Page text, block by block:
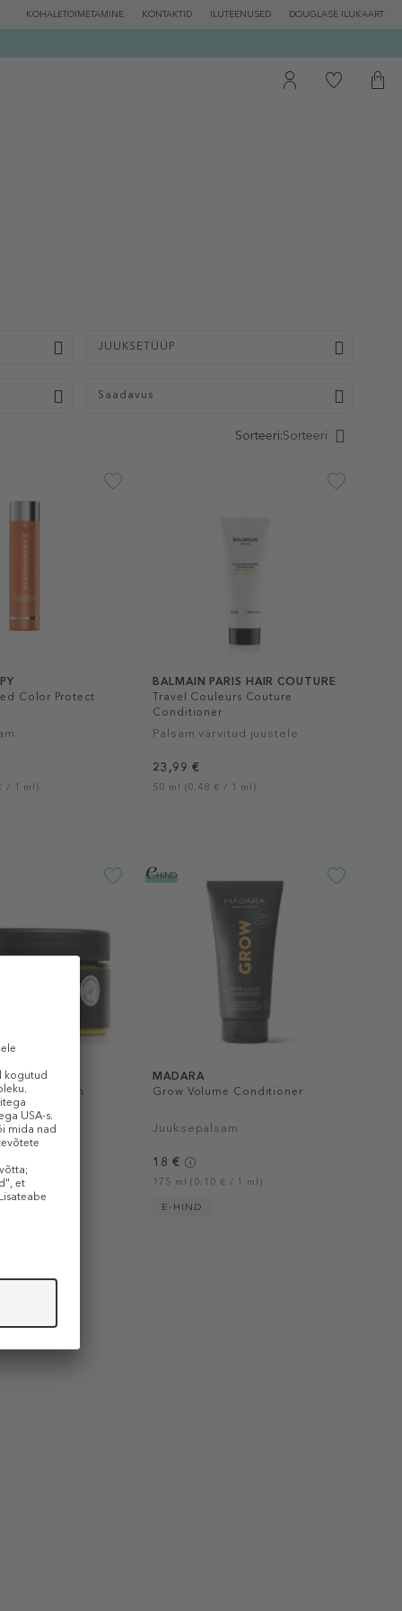
KOHALETOIMETAMINE KONTAKTID ILUTEENUSED DOUGLASE ILUKAART
JUUKSETÜÜP
Saadavus
Sorteeri:Sorteeri
Color Protect
/ 1 ml)
BALMAIN PARIS HAIR COUTURE
Travel Couleurs Couture
Conditioner
Palsam värvitud juustele
23,99 €
50 ml (0,48 € / 1 ml)
& Lemon
/ 1 ml)
MADARA
Grow Volume Conditioner
Juuksepalsam
18 €
175 ml (0,10 € / 1 ml)
E-HIND